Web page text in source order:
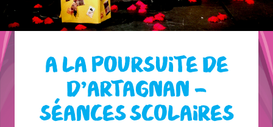
A LA POURSUITE DE
D’ARTAGNAN –
SÉANCES SCOLAIRES